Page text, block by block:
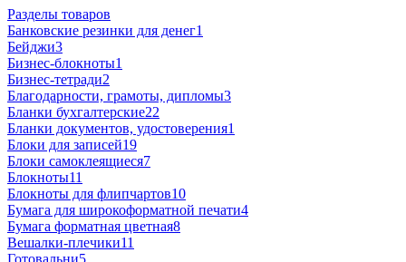
Разделы товаров
Банковские резинки для денег1
Бейджи3
Бизнес-блокноты1
Бизнес-тетради2
Благодарности, грамоты, дипломы3
Бланки бухгалтерские22
Бланки документов, удостоверения1
Блоки для записей19
Блоки самоклеящиеся7
Блокноты11
Блокноты для флипчартов10
Бумага для широкоформатной печати4
Бумага форматная цветная8
Вешалки-плечики11
Готовальни5